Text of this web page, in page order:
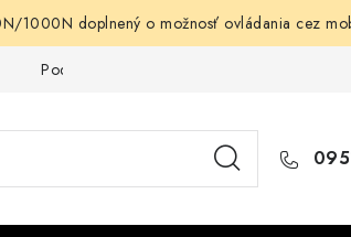
1000N doplnený o možnosť ovládania cez
Podmienky ochrany osobných údajov